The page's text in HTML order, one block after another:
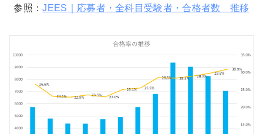
参照：JEES｜応募者・全科目受験者・合格者数 推移